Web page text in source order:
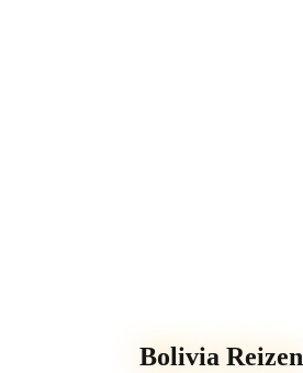
Bolivia Reizen